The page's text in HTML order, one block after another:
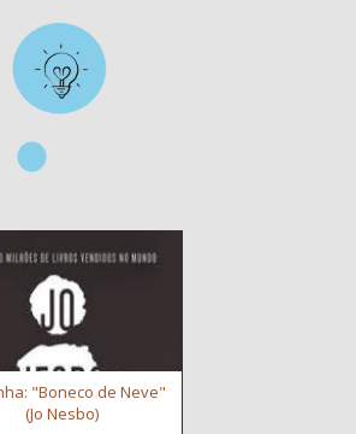
"Boneco de Neve"
(Jo Nesbo)